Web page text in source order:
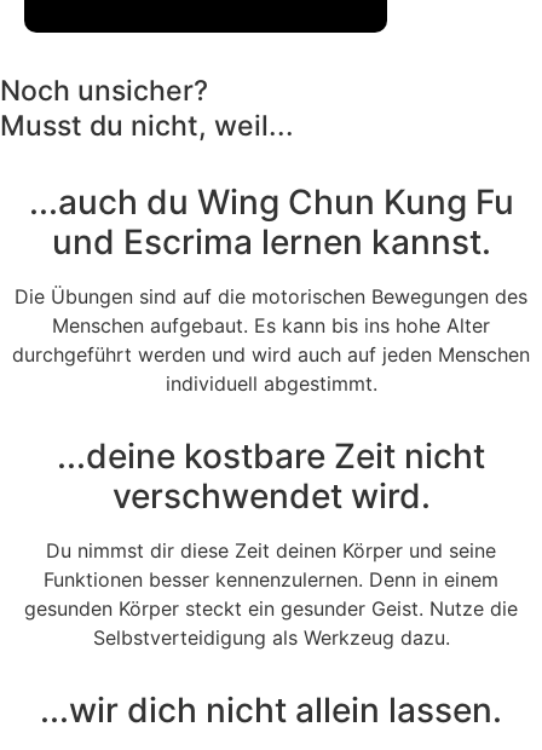
Noch unsicher?
Musst du nicht, weil...
...auch du Wing Chun Kung Fu
und Escrima lernen kannst.
Die Übungen sind auf die motorischen Bewegungen des
Menschen aufgebaut. Es kann bis ins hohe Alter
durchgeführt werden und wird auch auf jeden Menschen
individuell abgestimmt.
...deine kostbare Zeit nicht
verschwendet wird.
Du nimmst dir diese Zeit deinen Körper und seine
Funktionen besser kennenzulernen. Denn in einem
gesunden Körper steckt ein gesunder Geist. Nutze die
Selbstverteidigung als Werkzeug dazu.
...wir dich nicht allein lassen.